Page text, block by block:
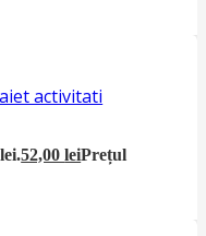
activitati
52,00leiPrețul